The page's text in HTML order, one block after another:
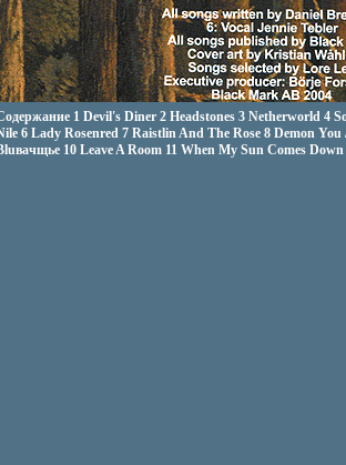
1 Devil's Diner 2 Headstones 3 Netherworld 4
6 Lady Rosenred 7 Raistlin And The Rose 8 Demon
10 Leave A Room 11 When My Sun Comes